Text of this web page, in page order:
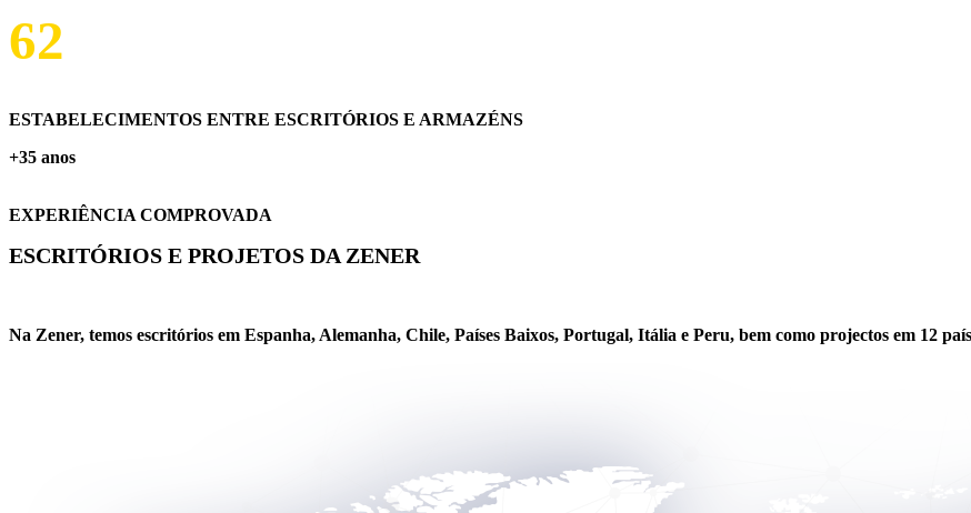
62
ESTABELECIMENTOS ENTRE ESCRITÓRIOS E ARMAZÉNS
+35 anos
EXPERIÊNCIA COMPROVADA
ESCRITÓRIOS E PROJETOS DA ZENER
Na Zener, temos escritórios em Espanha, Alemanha, Chile, Países Baixos, Portugal, Itália e Peru, bem como projectos em 12